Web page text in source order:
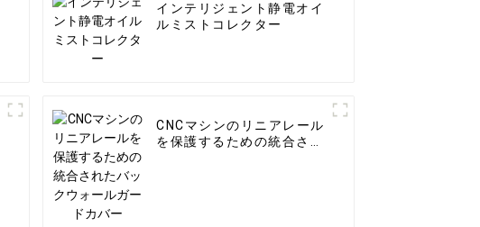
インテリジェント静電オイ
ルミストコレクター
CNCマシンのリニアレール
を保護するための統合され